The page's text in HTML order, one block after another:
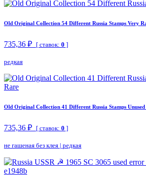
Old Original Collection 54 Different Russia Stamps Very
735,36 ₽ [ ставок: 0 ]
редкая
Old Original Collection 41 Different Russia Stamps
735,36 ₽ [ ставок: 0 ]
не гашеная без клея | редкая